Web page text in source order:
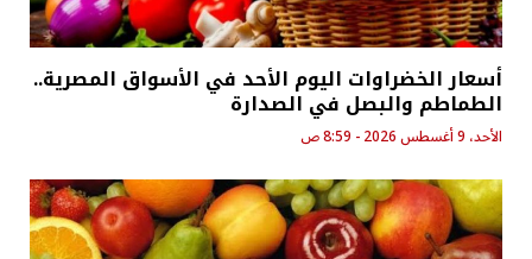
أسعار الخضراوات اليوم الأحد في الأسواق المصرية..
الطماطم والبصل في الصدارة
الأحد، 9 أغسطس 2026 - 8:59 ص